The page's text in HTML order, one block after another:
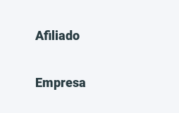
Afiliado
Empresa